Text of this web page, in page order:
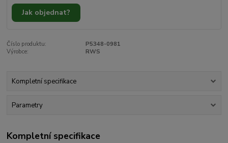
Jak objednat?
Číslo produktu:
P5348-0981
Výrobce:
RWS
Kompletní specifikace
Parametry
Kompletní specifikace